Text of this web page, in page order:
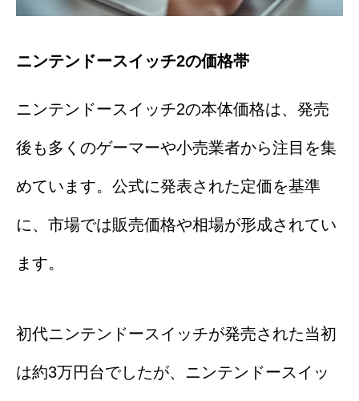
ニンテンドースイッチ2の価格帯
ニンテンドースイッチ2の本体価格は、発売
後も多くのゲーマーや小売業者から注目を集
めています。公式に発表された定価を基準
に、市場では販売価格や相場が形成されてい
ます。
初代ニンテンドースイッチが発売された当初
は約3万円台でしたが、ニンテンドースイッ